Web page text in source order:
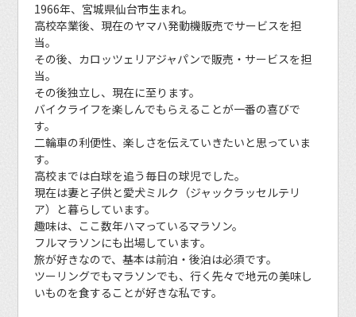
1966年、宮城県仙台市生まれ。
高校卒業後、現在のヤマハ発動機販売でサービスを担
当。
その後、カロッツェリアジャパンで販売・サービスを担
当。
その後独立し、現在に至ります。
バイクライフを楽しんでもらえることが一番の喜びで
す。
二輪車の利便性、楽しさを伝えていきたいと思っていま
す。
高校までは白球を追う毎日の球児でした。
現在は妻と子供と愛犬ミルク（ジャックラッセルテリ
ア）と暮らしています。
趣味は、ここ数年ハマっているマラソン。
フルマラソンにも出場しています。
旅が好きなので、基本は前泊・後泊は必須です。
ツーリングでもマラソンでも、行く先々で地元の美味し
いものを食することが好きな私です。